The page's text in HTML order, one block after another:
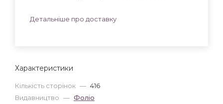
Характеристики
Кількість сторінок — 416
Видавництво — Фоліо
Детальніше про доставку